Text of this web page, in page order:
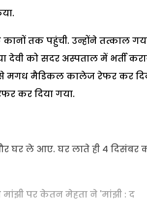
तक पहुंची. उन्होंने तत्काल
को सदर अस्पताल में भर्ती
मगध मैडिकल कालेज रेफर कर
कर दिया गया.
घर ले आए. घर लाते ही 4 दिसंबर
पर केतन मेहता ने 'मांझी : द